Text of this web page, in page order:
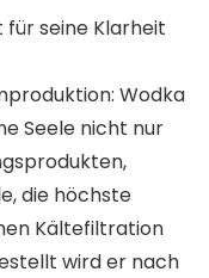
seine Klarheit
Wodka
Seele nicht nur
die höchste
Kältefiltration
wird er nach